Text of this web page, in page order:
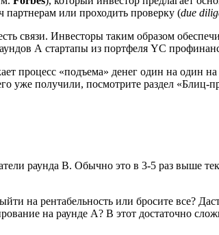
или проходить проверку (due
связи. Инвесторы таким образом
А стартапы из портфеля YC
процесс «подъема» денег один на
уже получили, посмотрите раздел «Блиц-
раунда В. Обычно это в 3-5 раз выше
на рентабельность или бросите все?
на раунде А? В этот достаточно